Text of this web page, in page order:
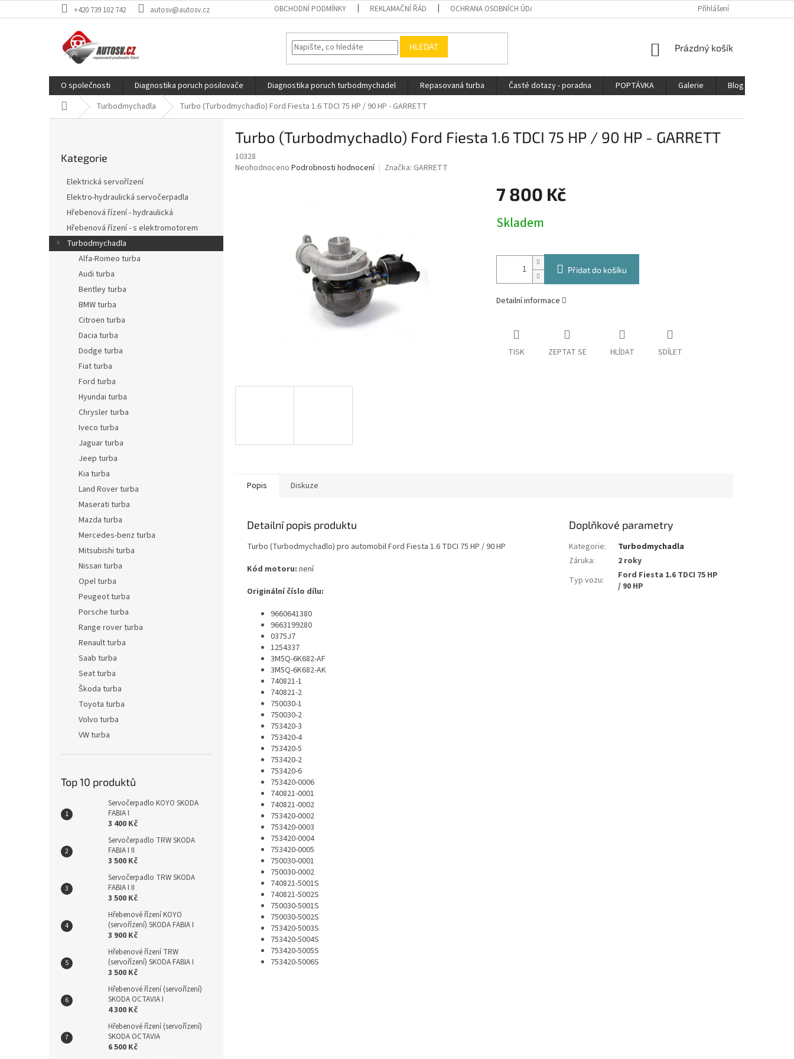
na
+420 739 102 742 autosv@autosv.cz OBCHODNÍ PODMÍNKY REKLAMAČNÍ ŘÁD OCHRANA OSOBNÍCH ÚDAJŮ Přihlášení
HLEDAT
NÁKUPNÍ
Prázdný košík
O společnosti Diagnostika poruch posilovače Diagnostika poruch turbodmychadel Repasovaná turba Časté dotazy - poradna POPTÁVKA Galerie Blog
Domů Turbodmychadla Turbo (Turbodmychadlo) Ford Fiesta 1.6 TDCI 75 HP / 90 HP - GARRETT
a
kategorie
Kategorie
Elektrická servořízení
Elektro-hydraulická servočerpadla
Hřebenová řízení - hydraulická
Hřebenová řízení - s elektromotorem
Turbodmychadla
Alfa-Romeo turba
Audi turba
Bentley turba
BMW turba
Citroen turba
Dacia turba
Dodge turba
Fiat turba
Ford turba
Hyundai turba
Chrysler turba
Iveco turba
Jaguar turba
Jeep turba
Kia turba
Land Rover turba
Maserati turba
Mazda turba
Mercedes-benz turba
Mitsubishi turba
Nissan turba
Opel turba
Peugeot turba
Porsche turba
Range rover turba
Renault turba
Saab turba
Seat turba
Škoda turba
Toyota turba
Volvo turba
VW turba
Top 10 produktů
Servočerpadlo KOYO SKODA
FABIA I
3 400 Kč
Servočerpadlo TRW SKODA
FABIA I II
3 500 Kč
Servočerpadlo TRW SKODA
FABIA I II
3 500 Kč
Hřebenové řízení KOYO
(servořízení) SKODA FABIA I
3 900 Kč
Hřebenové řízení TRW
(servořízení) SKODA FABIA I
3 500 Kč
Hřebenové řízení (servořízení)
SKODA OCTAVIA I
4 300 Kč
Hřebenové řízení (servořízení)
SKODA OCTAVIA
6 500 Kč
Turbo (Turbodmychadlo) Ford Fiesta 1.6 TDCI 75 HP / 90 HP - GARRETT
10328
Průměrné
Neohodnoceno Podrobnosti hodnocení Značka: GARRETT
7 800 Kč
cena:
Skladem
Přidat do košíku
Detailní informace
TISK ZEPTAT SE HLÍDAT SDÍLET
Popis Diskuze
Detailní popis produktu
Turbo (Turbodmychadlo) pro automobil Ford Fiesta 1.6 TDCI 75 HP / 90 HP
Kód motoru: není
Originální číslo dílu:
9660641380
9663199280
0375J7
1254337
3M5Q-6K682-AF
3M5Q-6K682-AK
740821-1
740821-2
750030-1
750030-2
753420-3
753420-4
753420-5
753420-2
753420-6
753420-0006
740821-0001
740821-0002
753420-0002
753420-0003
753420-0004
753420-0005
750030-0001
750030-0002
740821-5001S
740821-5002S
750030-5001S
750030-5002S
753420-5003S
753420-5004S
753420-5005S
753420-5006S
Doplňkové parametry
Kategorie:
Turbodmychadla
Záruka:
2 roky
Typ vozu:
Ford Fiesta 1.6 TDCI 75 HP
/ 90 HP